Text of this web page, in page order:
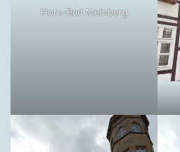
Horn-Bad Meinberg